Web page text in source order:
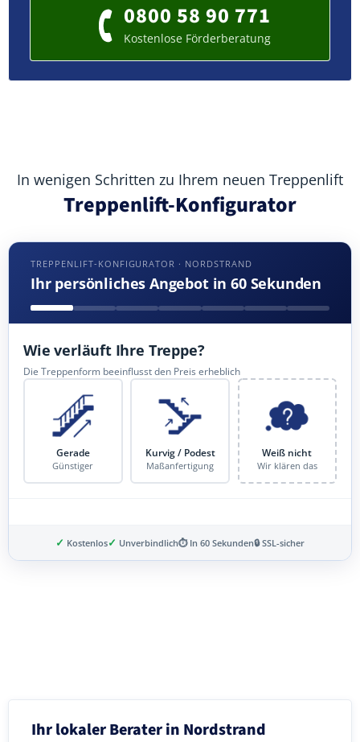
0800 58 90 771
Kostenlose Förderberatung
In wenigen Schritten zu Ihrem neuen Treppenlift
Treppenlift-Konfigurator
TREPPENLIFT-KONFIGURATOR · NORDSTRAND
Ihr persönliches Angebot in 60 Sekunden
Wie verläuft Ihre Treppe?
Die Treppenform beeinflusst den Preis erheblich
Gerade
Günstiger
Kurvig / Podest
Maßanfertigung
Weiß nicht
Wir klären das
✓ Kostenlos✓ Unverbindlich⏱ In 60 Sekunden🔒 SSL-sicher
Ihr lokaler Berater in Nordstrand